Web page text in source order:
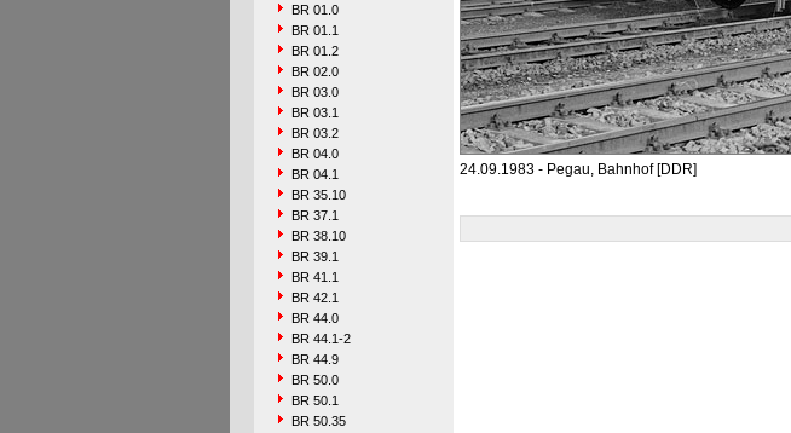
BR 01.0
BR 01.1
BR 01.2
BR 02.0
BR 03.0
BR 03.1
BR 03.2
BR 04.0
BR 04.1
BR 35.10
BR 37.1
BR 38.10
BR 39.1
BR 41.1
BR 42.1
BR 44.0
BR 44.1-2
BR 44.9
BR 50.0
BR 50.1
BR 50.35
24.09.1983 - Pegau, Bahnhof [DDR]